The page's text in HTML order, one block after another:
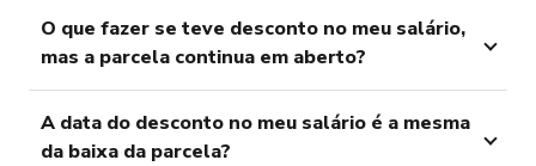
O que fazer se teve desconto no meu salário,
mas a parcela continua em aberto?
A data do desconto no meu salário é a mesma
da baixa da parcela?